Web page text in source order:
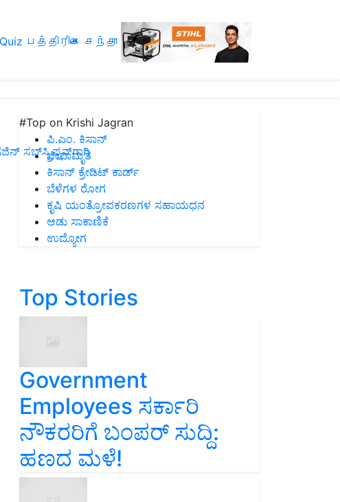
Quiz பத்திரிகை சந்தா
ಸಬ್‌ಸ್ಕ್ರಿಪ್ಷನ್‌ಗಾಗಿ
#Top on Krishi Jagran
ಪಿ.ಎಂ. ಕಿಸಾನ್
ಜೀವಾಮೃತ
ಕಿಸಾನ್ ಕ್ರೇಡಿಟ್ ಕಾರ್ಡ್
ಬೆಳೆಗಳ ರೋಗ
ಕೃಷಿ ಯಂತ್ರೋಪಕರಣಗಳ ಸಹಾಯಧನ
ಆಡು ಸಾಕಾಣಿಕೆ
ಉದ್ಯೋಗ
Top Stories
Government
Employees ಸರ್ಕಾರಿ
ನೌಕರರಿಗೆ ಬಂಪರ್‌ ಸುದ್ದಿ:
ಹಣದ ಮಳೆ!